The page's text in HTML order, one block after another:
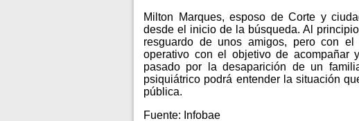
Milton Marques, esposo de Corte y
desde el inicio de la búsqueda. Al
resguardo de unos amigos, pero con
operativo con el objetivo de acompañar
pasado por la desaparición de un
psiquiátrico podrá entender la situación
pública.
Fuente: Infobae